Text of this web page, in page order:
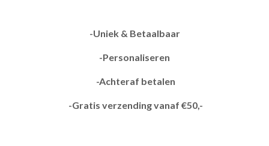
-Uniek & Betaalbaar
-Personaliseren
-Achteraf betalen
-Gratis verzending vanaf €50,-